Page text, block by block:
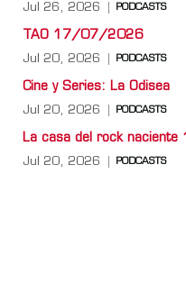
Jul 26, 2026 PODCASTS
TAO 17/07/2026
Jul 20, 2026 PODCASTS
Cine y Series: La Odisea
Jul 20, 2026 PODCASTS
La casa del rock
Jul 20, 2026 PODCASTS